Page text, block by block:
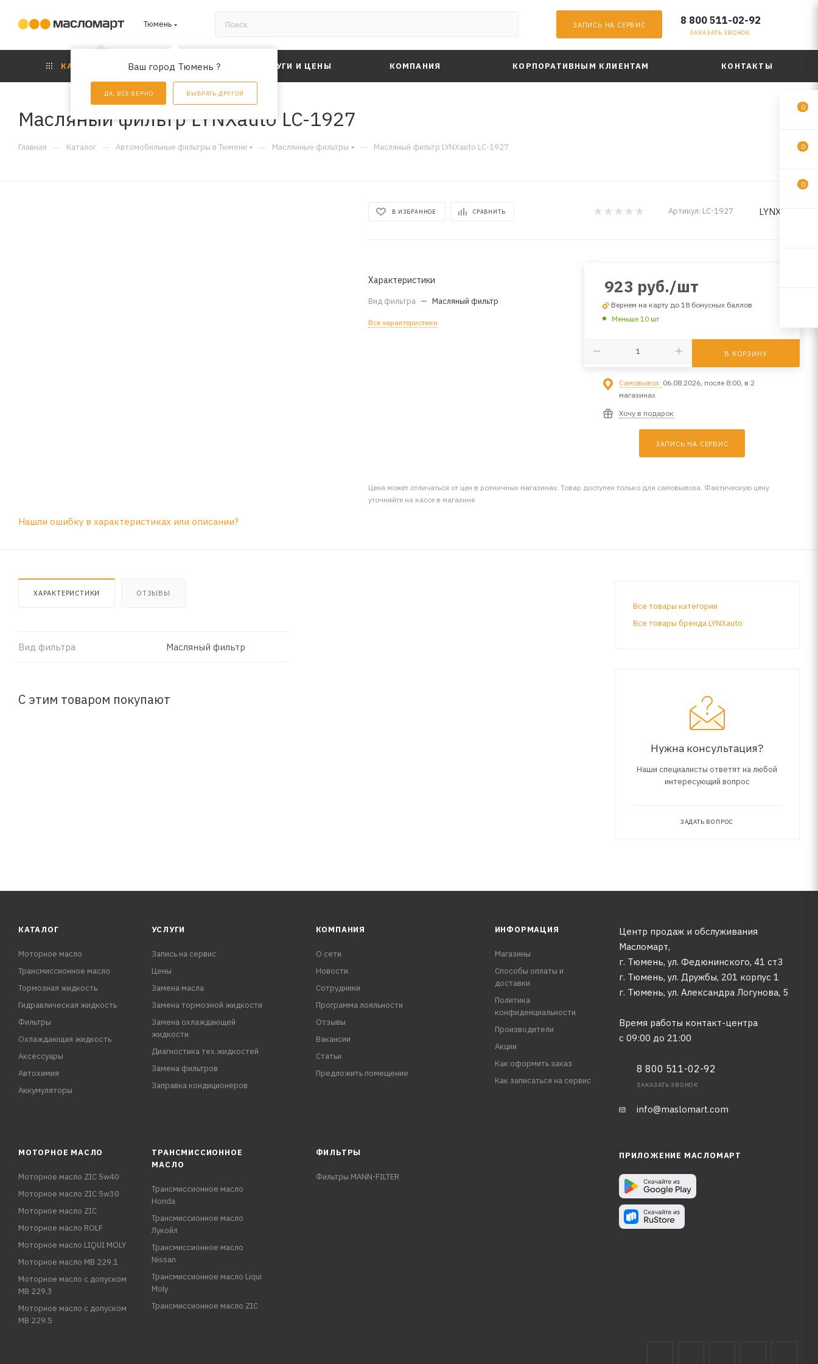
Тюмень
Ваш город Тюмень ?
ДА, ВСЕ ВЕРНО ВЫБРАТЬ ДРУГОЙ
ЗАПИСЬ НА СЕРВИС 8 800 511-02-92
ЗАКАЗАТЬ ЗВОНОК
КАТАЛОГ АКЦИИ УСЛУГИ И ЦЕНЫ КОМПАНИЯ КОРПОРАТИВНЫМ КЛИЕНТАМ КОНТАКТЫ
Масляный фильтр LYNXauto LC-1927
Главная — Каталог — Автомобильные фильтры в Тюмени — Маслянные фильтры — Масляный фильтр LYNXauto LC-1927
В ИЗБРАННОЕ СРАВНИТЬ Артикул: LC-1927 LYNXauto
Характеристики
Вид фильтра — Масляный фильтр
Все характеристики
923 руб./шт
Вернем на карту до 18 бонусных баллов
Меньше 10 шт
В КОРЗИНУ
Самовывоз: 06.08.2026, после 8:00, в 2
магазинах
Хочу в подарок
ЗАПИСЬ НА СЕРВИС
Цена может отличаться от цен в розничных магазинах. Товар доступен только для самовывоза. Фактическую цену
уточняйте на кассе в магазине
Нашли ошибку в характеристиках или описании?
ХАРАКТЕРИСТИКИ ОТЗЫВЫ
Вид фильтра Масляный фильтр
С этим товаром покупают
Все товары категории
Все товары бренда LYNXauto
Нужна консультация?
Наши специалисты ответят на любой
интересующий вопрос
ЗАДАТЬ ВОПРОС
КАТАЛОГ
Моторное масло
Трансмиссионное масло
Тормозная жидкость
Гидравлическая жидкость
Фильтры
Охлаждающая жидкость
Аксессуары
Автохимия
Аккумуляторы
УСЛУГИ
Запись на сервис
Цены
Замена масла
Замена тормозной жидкости
Замена охлаждающей
жидкости
Диагностика тех.жидкостей
Замена фильтров
Заправка кондиционеров
КОМПАНИЯ
О сети
Новости
Сотрудники
Программа лояльности
Отзывы
Вакансии
Статьи
Предложить помещение
ИНФОРМАЦИЯ
Магазины
Способы оплаты и
доставки
Политика
конфиденциальности
Производители
Акции
Как оформить заказ
Как записаться на сервис
Центр продаж и обслуживания
Масломарт,
г. Тюмень, ул. Федюнинского, 41 ст3
г. Тюмень, ул. Дружбы, 201 корпус 1
г. Тюмень, ул. Александра Логунова, 5
Время работы контакт-центра
с 09:00 до 21:00
8 800 511-02-92
ЗАКАЗАТЬ ЗВОНОК
info@maslomart.com
МОТОРНОЕ МАСЛО
Моторное масло ZIC 5w40
Моторное масло ZIC 5w30
Моторное масло ZIC
Моторное масло ROLF
Моторное масло LIQUI MOLY
Моторное масло MB 229.1
Моторное масло с допуском
MB 229.3
Моторное масло с допуском
MB 229.5
ТРАНСМИССИОННОЕ
МАСЛО
Трансмиссионное масло
Honda
Трансмиссионное масло
Лукойл
Трансмиссионное масло
Nissan
Трансмиссионное масло Liqui
Moly
Трансмиссионное масло ZIC
ФИЛЬТРЫ
Фильтры MANN-FILTER
ПРИЛОЖЕНИЕ МАСЛОМАРТ
0
0
0